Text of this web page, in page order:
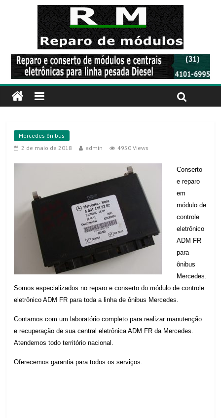
Mercedes ônibus
2 de maio de 2018
admin 4950 Views
Conserto
e reparo
em
módulo de
controle
eletrônico
ADM FR
para
ônibus
Mercedes.
Somos especializados no reparo e conserto do módulo de controle
eletrônico ADM FR para toda a linha de ônibus Mercedes.
Contamos com um laboratório completo para realizar manutenção
e recuperação de sua central eletrônica ADM FR da Mercedes.
Atendemos todo território nacional.
Oferecemos garantia para todos os serviços.